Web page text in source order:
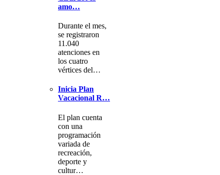
amo…
Durante el mes,
se registraron
11.040
atenciones en
los cuatro
vértices del…
Inicia Plan
Vacacional R…
El plan cuenta
con una
programación
variada de
recreación,
deporte y
cultur…